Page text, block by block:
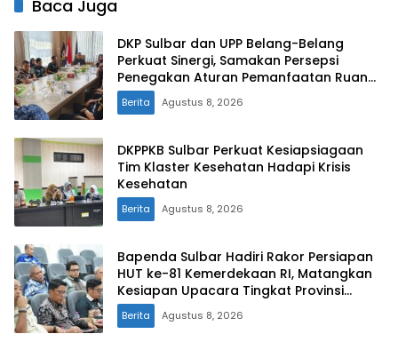
Baca Juga
DKP Sulbar dan UPP Belang-Belang
Perkuat Sinergi, Samakan Persepsi
Penegakan Aturan Pemanfaatan Ruang
Laut
Berita Agustus 8, 2026
DKPPKB Sulbar Perkuat Kesiapsiagaan
Tim Klaster Kesehatan Hadapi Krisis
Kesehatan
Berita Agustus 8, 2026
Bapenda Sulbar Hadiri Rakor Persiapan
HUT ke-81 Kemerdekaan RI, Matangkan
Kesiapan Upacara Tingkat Provinsi
Sulawesi Barat
Berita Agustus 8, 2026